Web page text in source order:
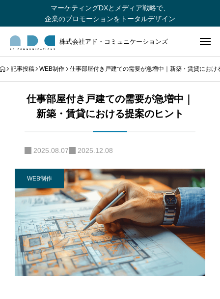
マーケティングDXとメディア戦略で、
企業のプロモーションをトータルデザイン
株式会社アド・コミュニケーションズ
記事投稿 WEB制作 仕事部屋付き戸建ての需要が急増中｜新築・賃貸におけ
仕事部屋付き戸建ての需要が急増中｜
新築・賃貸における提案のヒント
2025.08.07 2025.12.08
WEB制作